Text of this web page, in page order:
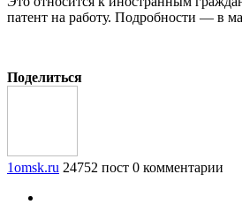
патент на работу. Подробности — в
Поделиться
1omsk.ru 24752 пост 0 комментарии